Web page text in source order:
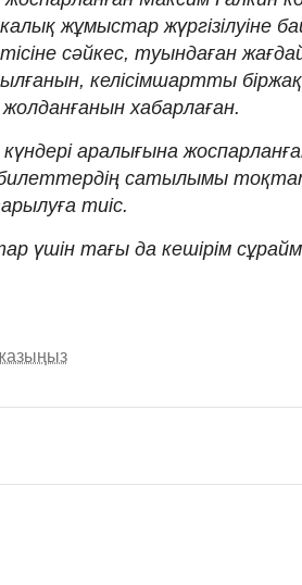
жұмыстар жүргізілуіне
сәйкес, туындаған
келісімшартты
хабарлаған.
аралығына
билеттердің сатылымы
тиіс.
үшін тағы да кешірім